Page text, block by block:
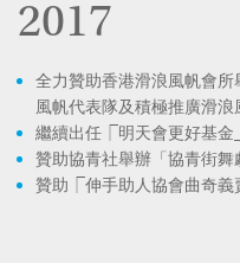
2017
全力贊助香港滑浪風帆會
風帆代表隊及積極推廣滑浪
繼續出任⎾明天會更好基
贊助協青社舉辦「協青街舞
贊助⎾伸手助人協會曲奇義